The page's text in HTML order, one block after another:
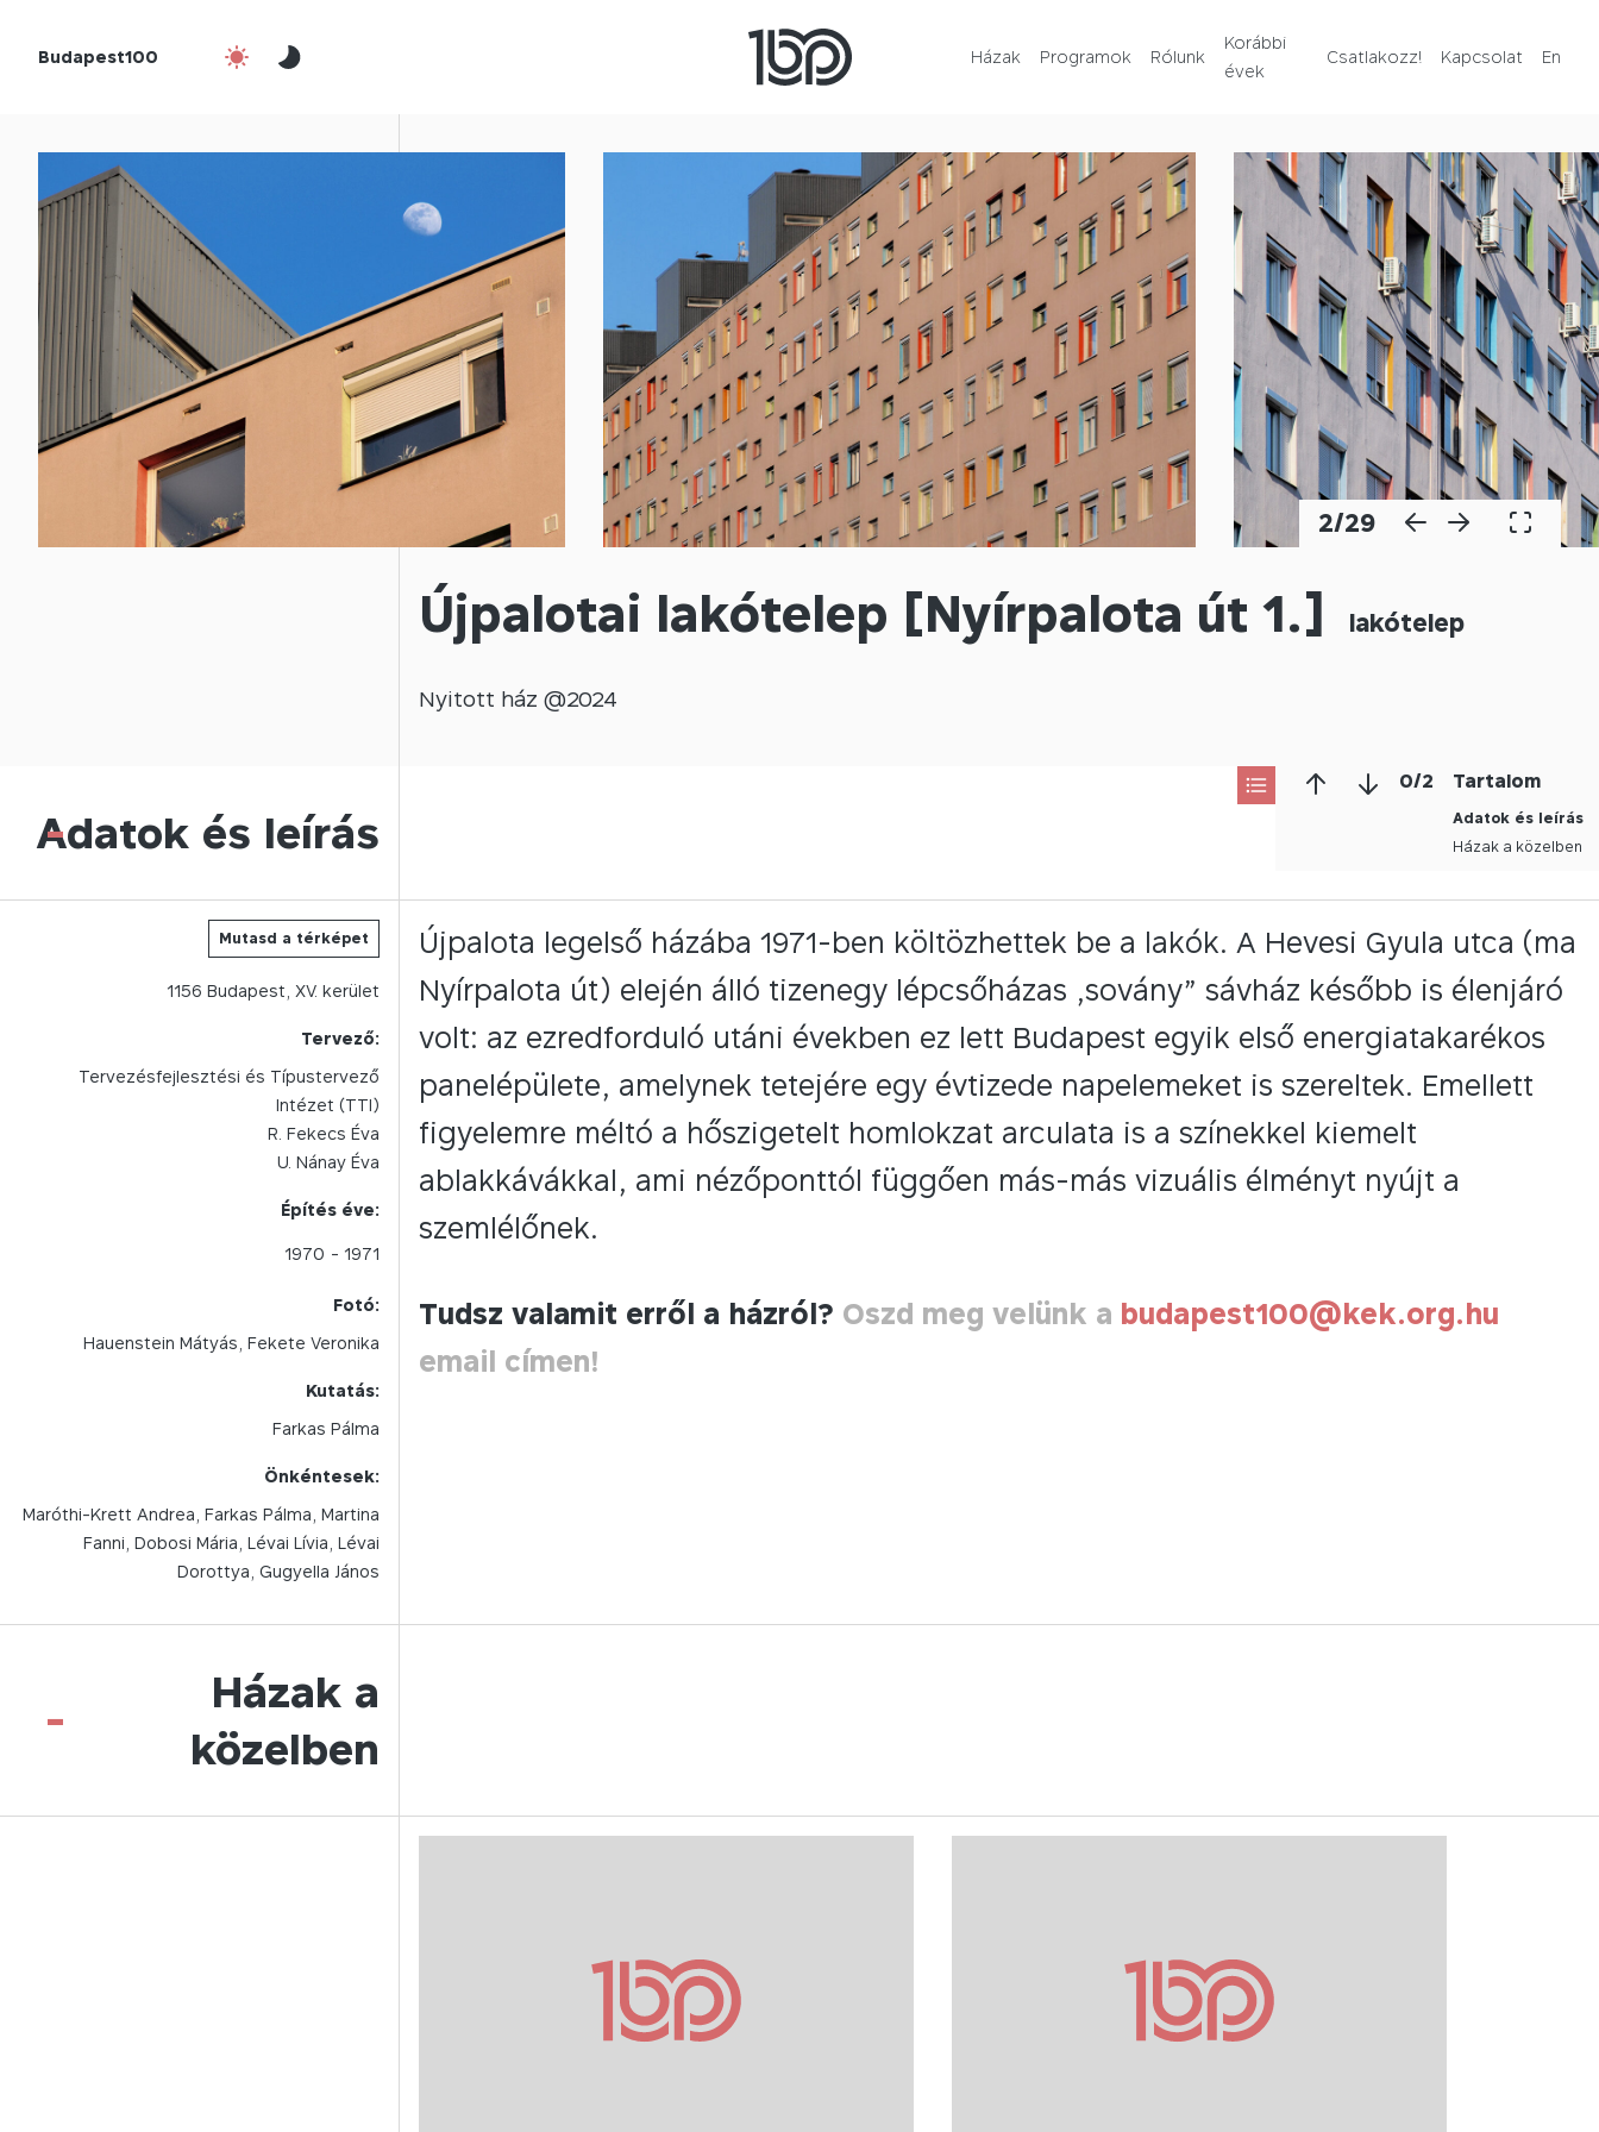
Budapest100 Házak Programok Rólunk
Korábbi
évek
Csatlakozz! Kapcsolat En
Csatlakozz!
Kapcsolat
En
2/29
Újpalotai lakótelep [Nyírpalota út 1.] lakótelep
Nyitott ház @2024
0/2 Tartalom
Adatok és leírás
Házak a közelben
Adatok és leírás
-
Mutasd a térképet
1156 Budapest, XV. kerület
Tervező:
Tervezésfejlesztési és Típustervező
Intézet (TTI)
R. Fekecs Éva
U. Nánay Éva
Építés éve:
1970 - 1971
Fotó:
Hauenstein Mátyás Fekete Veronika
Kutatás:
Farkas Pálma
Önkéntesek:
Maróthi-Krett Andrea, Farkas Pálma, Martina
Fanni, Dobosi Mária, Lévai Lívia, Lévai
Dorottya, Gugyella János
Újpalota legelső házába 1971-ben költözhettek be a lakók. A Hevesi Gyula utca (ma
Nyírpalota út) elején álló tizenegy lépcsőházas „sovány” sávház később is élenjáró
volt: az ezredforduló utáni években ez lett Budapest egyik első energiatakarékos
panelépülete, amelynek tetejére egy évtizede napelemeket is szereltek. Emellett
figyelemre méltó a hőszigetelt homlokzat arculata is a színekkel kiemelt
ablakkávákkal, ami nézőponttól függően más-más vizuális élményt nyújt a
szemlélőnek.
Tudsz valamit erről a házról? Oszd meg velünk a budapest100@kek.org.hu
email címen!
Házak a
közelben
-